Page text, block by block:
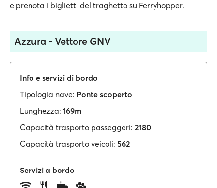
e prenota i biglietti del traghetto su Ferryhopper.
Azzura - Vettore GNV
Info e servizi di bordo
Tipologia nave: Ponte scoperto
Lunghezza: 169m
Capacità trasporto passeggeri: 2180
Capacità trasporto veicoli: 562
Servizi a bordo